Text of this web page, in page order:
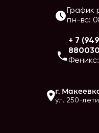
График
пн-вс:
+ 7
Феникс:
г.
ул. 250-